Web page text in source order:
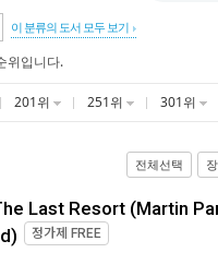
이 분류의 도서 모두 보기
위입니다.
201위 251위 301위
전체선택
Last Resort (Martin
정가제 FREE